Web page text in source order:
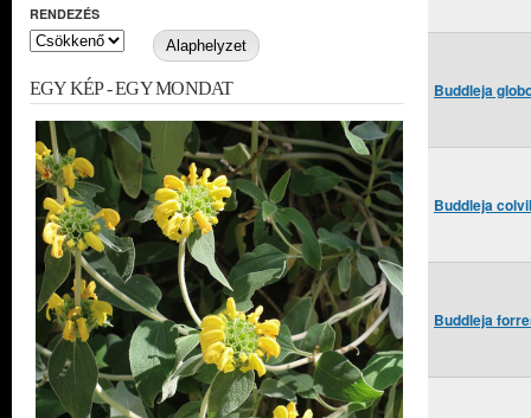
Buddleja
Buddleja
Buddleja
RENDEZÉS
EGY KÉP - EGY MONDAT